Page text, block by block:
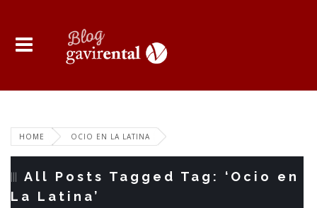
HOME OCIO EN LA LATINA
All Posts Tagged Tag: ‘Ocio en
La Latina’